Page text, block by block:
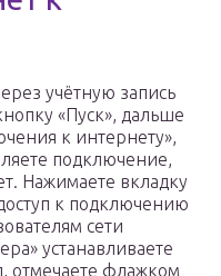
учётную запись
«Пуск», дальше
к интернету»,
подключение,
Нажимаете вкладку
к подключению
сети
устанавливаете
отмечаете флажком